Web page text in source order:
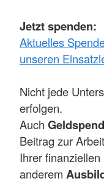
Jetzt spenden:
Aktuelles
unseren
Nicht jede
erfolgen.
Auch
Beitrag zur
Ihrer
anderem